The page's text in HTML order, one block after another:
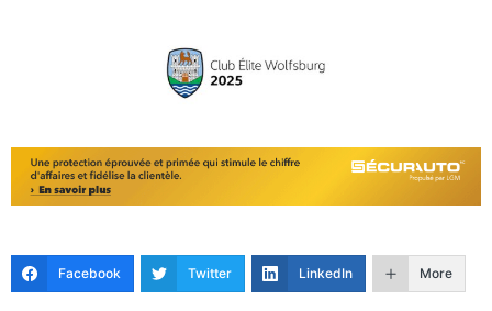
Facebook Twitter LinkedIn More